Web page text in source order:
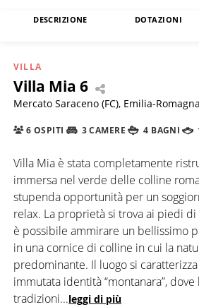
DESCRIZIONE DOTAZIONI
VILLA
Villa Mia 6
Mercato Saraceno (FC), Emilia-
6 OSPITI 3 CAMERE 4 BAGNI
Villa Mia è stata completamente
immersa nel verde delle colline
stupenda opportunità per un
relax. La proprietà si trova ai piedi
è possibile ammirare un bellissimo
in una cornice di colline in cui la
predominante. Il luogo si
immutata identità “montanara”, dove
tradizioni...leggi di più